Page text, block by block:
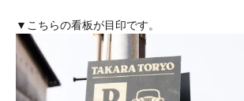
▼こちらの看板が目印です。